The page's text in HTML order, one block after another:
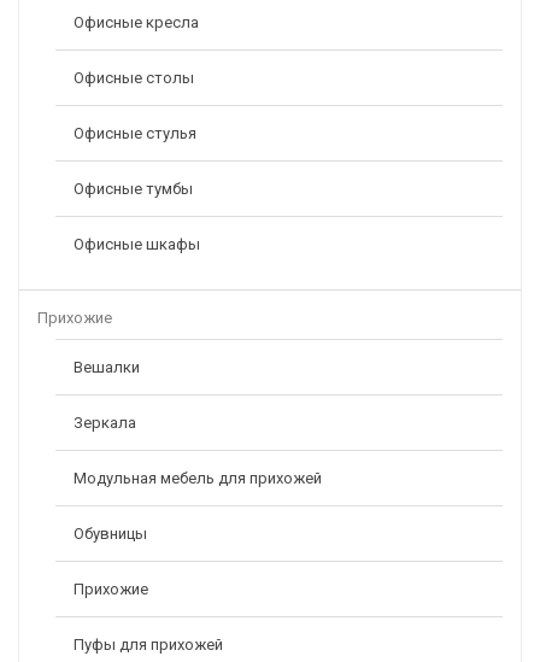
Офисные кресла
Офисные столы
Офисные стулья
Офисные тумбы
Офисные шкафы
Прихожие
Вешалки
Зеркала
Модульная мебель для прихожей
Обувницы
Прихожие
Пуфы для прихожей